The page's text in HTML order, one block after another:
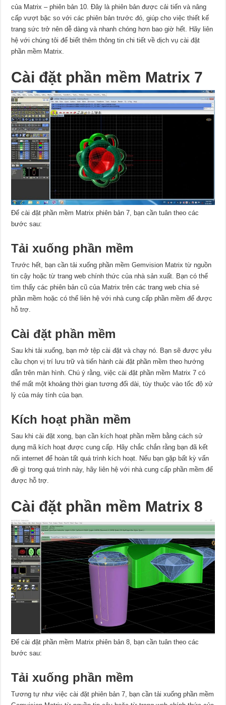
của Matrix – phiên bản 10. Đây là phiên bản được cải tiến và nâng
cấp vượt bậc so với các phiên bản trước đó, giúp cho việc thiết kế
trang sức trở nên dễ dàng và nhanh chóng hơn bao giờ hết. Hãy liên
hệ với chúng tôi để biết thêm thông tin chi tiết về dịch vụ cài đặt
phần mềm Matrix.
Cài đặt phần mềm Matrix 7
Để cài đặt phần mềm Matrix phiên bản 7, bạn cần tuân theo các
bước sau:
Tải xuống phần mềm
Trước hết, bạn cần tải xuống phần mềm Gemvision Matrix từ nguồn
tin cậy hoặc từ trang web chính thức của nhà sản xuất. Bạn có thể
tìm thấy các phiên bản cũ của Matrix trên các trang web chia sẻ
phần mềm hoặc có thể liên hệ với nhà cung cấp phần mềm để được
hỗ trợ.
Cài đặt phần mềm
Sau khi tải xuống, bạn mở tệp cài đặt và chạy nó. Bạn sẽ được yêu
cầu chọn vị trí lưu trữ và tiến hành cài đặt phần mềm theo hướng
dẫn trên màn hình. Chú ý rằng, việc cài đặt phần mềm Matrix 7 có
thể mất một khoảng thời gian tương đối dài, tùy thuộc vào tốc độ xử
lý của máy tính của bạn.
Kích hoạt phần mềm
Sau khi cài đặt xong, bạn cần kích hoạt phần mềm bằng cách sử
dụng mã kích hoạt được cung cấp. Hãy chắc chắn rằng bạn đã kết
nối internet để hoàn tất quá trình kích hoạt. Nếu bạn gặp bất kỳ vấn
đề gì trong quá trình này, hãy liên hệ với nhà cung cấp phần mềm để
được hỗ trợ.
Cài đặt phần mềm Matrix 8
Để cài đặt phần mềm Matrix phiên bản 8, bạn cần tuân theo các
bước sau:
Tải xuống phần mềm
Tương tự như việc cài đặt phiên bản 7, bạn cần tải xuống phần mềm